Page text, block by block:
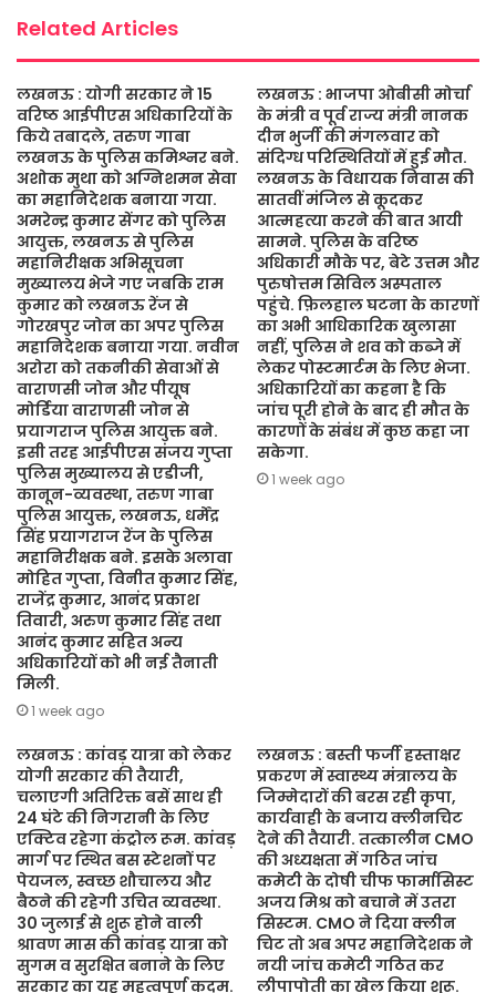
Related Articles
लखनऊ : योगी सरकार ने 15
वरिष्ठ आईपीएस अधिकारियों के
किये तबादले, तरुण गाबा
लखनऊ के पुलिस कमिश्नर बने.
अशोक मुथा को अग्निशमन सेवा
का महानिदेशक बनाया गया.
अमरेन्द्र कुमार सेंगर को पुलिस
आयुक्त, लखनऊ से पुलिस
महानिरीक्षक अभिसूचना
मुख्यालय भेजे गए जबकि राम
कुमार को लखनऊ रेंज से
गोरखपुर जोन का अपर पुलिस
महानिदेशक बनाया गया. नवीन
अरोरा को तकनीकी सेवाओं से
वाराणसी जोन और पीयूष
मोर्डिया वाराणसी जोन से
प्रयागराज पुलिस आयुक्त बने.
इसी तरह आईपीएस संजय गुप्ता
पुलिस मुख्यालय से एडीजी,
कानून-व्यवस्था, तरुण गाबा
पुलिस आयुक्त, लखनऊ, धर्मेंद्र
सिंह प्रयागराज रेंज के पुलिस
महानिरीक्षक बने. इसके अलावा
मोहित गुप्ता, विनीत कुमार सिंह,
राजेंद्र कुमार, आनंद प्रकाश
तिवारी, अरुण कुमार सिंह तथा
आनंद कुमार सहित अन्य
अधिकारियों को भी नई तैनाती
मिली.
1 week ago
लखनऊ : भाजपा ओबीसी मोर्चा
के मंत्री व पूर्व राज्य मंत्री नानक
दीन भुर्जी की मंगलवार को
संदिग्ध परिस्थितियों में हुई मौत.
लखनऊ के विधायक निवास की
सातवीं मंजिल से कूदकर
आत्महत्या करने की बात आयी
सामने. पुलिस के वरिष्ठ
अधिकारी मौके पर, बेटे उत्तम और
पुरुषोत्तम सिविल अस्पताल
पहुंचे. फ़िलहाल घटना के कारणों
का अभी आधिकारिक खुलासा
नहीं, पुलिस ने शव को कब्जे में
लेकर पोस्टमार्टम के लिए भेजा.
अधिकारियों का कहना है कि
जांच पूरी होने के बाद ही मौत के
कारणों के संबंध में कुछ कहा जा
सकेगा.
1 week ago
लखनऊ : कांवड़ यात्रा को लेकर
योगी सरकार की तैयारी,
चलाएगी अतिरिक्त बसें साथ ही
24 घंटे की निगरानी के लिए
एक्टिव रहेगा कंट्रोल रूम. कांवड़
मार्ग पर स्थित बस स्टेशनों पर
पेयजल, स्वच्छ शौचालय और
बैठने की रहेगी उचित व्यवस्था.
30 जुलाई से शुरू होने वाली
श्रावण मास की कांवड़ यात्रा को
सुगम व सुरक्षित बनाने के लिए
सरकार का यह महत्वपूर्ण कदम.
लखनऊ : बस्ती फर्जी हस्ताक्षर
प्रकरण में स्वास्थ्य मंत्रालय के
जिम्मेदारों की बरस रही कृपा,
कार्यवाही के बजाय क्लीनचिट
देने की तैयारी. तत्कालीन CMO
की अध्यक्षता में गठित जांच
कमेटी के दोषी चीफ फार्मासिस्ट
अजय मिश्र को बचाने में उतरा
सिस्टम. CMO ने दिया क्लीन
चिट तो अब अपर महानिदेशक ने
नयी जांच कमेटी गठित कर
लीपापोती का खेल किया शुरू.